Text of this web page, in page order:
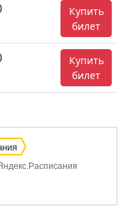
Купить
билет
Купить
билет